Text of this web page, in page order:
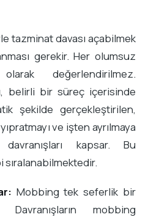
tazminat davası açabilmek
gerekir. Her olumsuz
değerlendirilmez.
belirli bir süreç içerisinde
şekilde gerçekleştirilen,
ve işten ayrılmaya
davranışları kapsar. Bu
sıralanabilmektedir.
Mobbing tek seferlik bir
mobbing